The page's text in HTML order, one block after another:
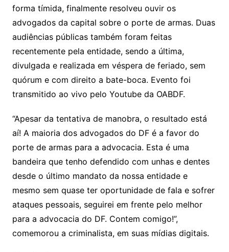
forma tímida, finalmente resolveu ouvir os
advogados da capital sobre o porte de armas. Duas
audiências públicas também foram feitas
recentemente pela entidade, sendo a última,
divulgada e realizada em véspera de feriado, sem
quórum e com direito a bate-boca. Evento foi
transmitido ao vivo pelo Youtube da OABDF.
“Apesar da tentativa de manobra, o resultado está
aí! A maioria dos advogados do DF é a favor do
porte de armas para a advocacia. Esta é uma
bandeira que tenho defendido com unhas e dentes
desde o último mandato da nossa entidade e
mesmo sem quase ter oportunidade de fala e sofrer
ataques pessoais, seguirei em frente pelo melhor
para a advocacia do DF. Contem comigo!”,
comemorou a criminalista, em suas mídias digitais.